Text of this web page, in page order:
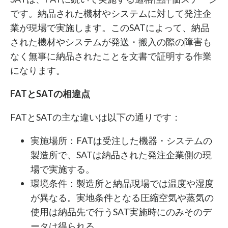
です。納品された機材やシステムに対して発注企
業が現場で実施します。このSATによって、納品
された機材やシステムが発送・搬入の際の障害も
なく無事に納品されたことを文書で証明する作業
になります。
FATとSATの相違点
FATとSATの主な違いは以下の通りです：
実施場所：FATは受注した機器・システムの
製造所で、SATは納品された発注企業側の現
場で実施する。
環境条件：製造所と納品現場では温度や湿度
が異なる。実地条件となる圧縮空気や蒸気の
使用は納品先で行うSAT実施時にのみそのデ